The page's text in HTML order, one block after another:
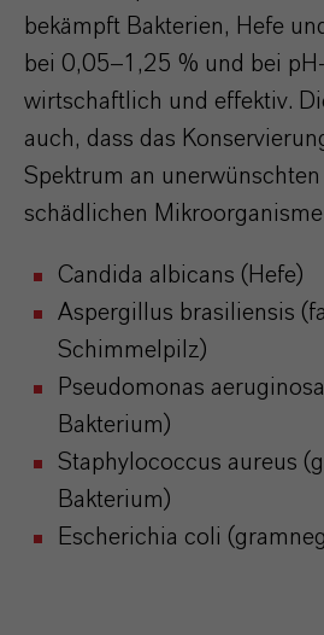
bekämpft Bakterien, Hefe
bei 0,05–1,25 % und bei
wirtschaftlich und effektiv.
auch, dass das
Spektrum an unerwünschten
schädlichen
Candida albicans (Hefe)
Aspergillus brasiliensis
Schimmelpilz)
Pseudomonas
Bakterium)
Staphylococcus aureus
Bakterium)
Escherichia coli